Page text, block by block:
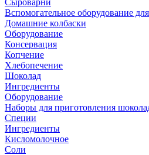
Сыроварни
Вспомогательное оборудование
Домашние колбаски
Оборудование
Консервация
Копчение
Хлебопечение
Шоколад
Ингредиенты
Оборудование
Наборы для приготовления
Специи
Ингредиенты
Кисломолочное
Соли